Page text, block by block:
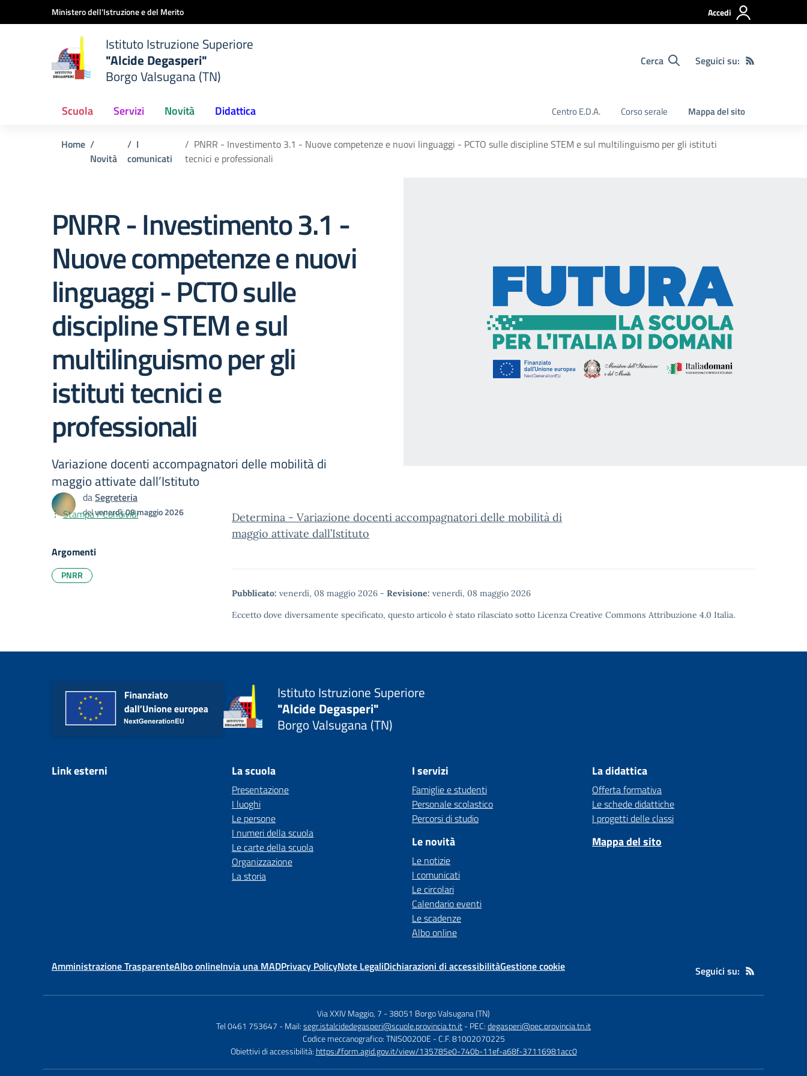
Vai ai contenuti
Vai al menu di navigazioneMinistero dell'Istruzione e del Merito Accedi
Istituto Istruzione Superiore
"Alcide Degasperi"
Borgo Valsugana (TN)
Cerca Seguici su:
Scuola Servizi Novità Didattica Centro E.D.A. Corso serale Mappa del sito
Home
Novità
I
comunicati
PNRR - Investimento 3.1 - Nuove competenze e nuovi linguaggi - PCTO sulle discipline STEM e sul multilinguismo per gli istituti
tecnici e professionali
PNRR - Investimento 3.1 -
Nuove competenze e nuovi
linguaggi - PCTO sulle
discipline STEM e sul
multilinguismo per gli
istituti tecnici e
professionali
Variazione docenti accompagnatori delle mobilità di
maggio attivate dall’Istituto
daSegreteria
delvenerdì, 08 maggio 2026
Determina - Variazione docenti accompagnatori delle mobilità di
maggio attivate dall’Istituto
Pubblicato: venerdì, 08 maggio 2026 - Revisione: venerdì, 08 maggio 2026
Eccetto dove diversamente specificato, questo articolo è stato rilasciato sotto Licenza Creative Commons Attribuzione 4.0 Italia.
Stampa / Condividi
Argomenti
PNRR
Istituto Istruzione Superiore
"Alcide Degasperi"
Borgo Valsugana (TN)
Link esterni La scuola
Presentazione
I luoghi
Le persone
I numeri della scuola
Le carte della scuola
Organizzazione
La storia
I servizi
Famiglie e studenti
Personale scolastico
Percorsi di studio
Le novità
Le notizie
I comunicati
Le circolari
Calendario eventi
Le scadenze
Albo online
La didattica
Offerta formativa
Le schede didattiche
I progetti delle classi
Mappa del sito
Amministrazione TrasparenteAlbo onlineInvia una MADPrivacy PolicyNote LegaliDichiarazioni di accessibilitàGestione cookie Seguici su:
Via XXIV Maggio, 7 -38051 Borgo Valsugana (TN)
Tel 0461 753647 - Mail:segr.istalcidedegasperi@scuole.provincia.tn.it- PEC:degasperi@pec.provincia.tn.it
Codice meccanografico: TNIS00200E - C.F. 81002070225
Obiettivi di accessibilità: https://form.agid.gov.it/view/135785e0-740b-11ef-a68f-37116981acc0